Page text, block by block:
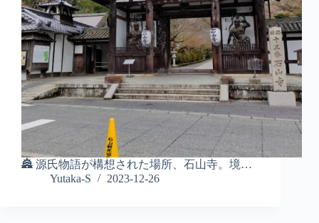
🏯 源氏物語が構想された場所、石山寺。境…
Yutaka-S
2023-12-26